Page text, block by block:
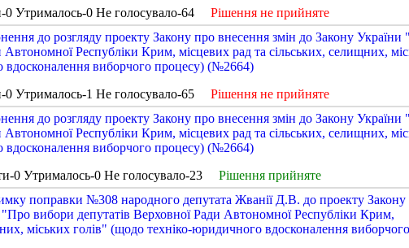
0 Утрималось-0 Не голосувало-64
Рішення не прийняте
до розгляду проекту Закону про внесення змін до Закону
Автономної Республіки Крим, місцевих рад та сільських, селищних,
вдосконалення виборчого процесу) (№2664)
0 Утрималось-1 Не голосувало-65
Рішення не прийняте
до розгляду проекту Закону про внесення змін до Закону
Автономної Республіки Крим, місцевих рад та сільських, селищних,
вдосконалення виборчого процесу) (№2664)
0 Утрималось-0 Не голосувало-23
Рішення прийняте
поправки №308 народного депутата Жванії Д.В. до проекту Закону
вибори депутатів Верховної Ради Автономної Республіки Крим,
міських голів" (щодо техніко-юридичного вдосконалення виборчого